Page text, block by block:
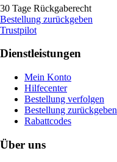
30 Tage Rückgaberecht
Bestellung zurückgeben
Trustpilot
Dienstleistungen
Mein Konto
Hilfecenter
Bestellung verfolgen
Bestellung zurückgeben
Rabattcodes
Über uns